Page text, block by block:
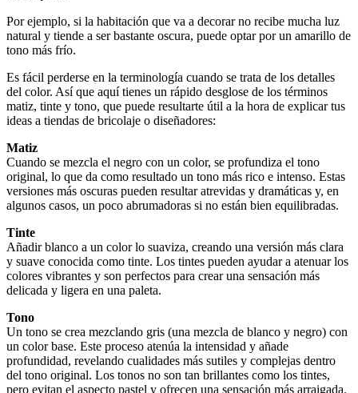
Por ejemplo, si la habitación que va a decorar no recibe mucha luz
natural y tiende a ser bastante oscura, puede optar por un amarillo de
tono más frío.
Es fácil perderse en la terminología cuando se trata de los detalles
del color. Así que aquí tienes un rápido desglose de los términos
matiz, tinte y tono, que puede resultarte útil a la hora de explicar tus
ideas a tiendas de bricolaje o diseñadores:
Matiz
Cuando se mezcla el negro con un color, se profundiza el tono
original, lo que da como resultado un tono más rico e intenso. Estas
versiones más oscuras pueden resultar atrevidas y dramáticas y, en
algunos casos, un poco abrumadoras si no están bien equilibradas.
Tinte
Añadir blanco a un color lo suaviza, creando una versión más clara
y suave conocida como tinte. Los tintes pueden ayudar a atenuar los
colores vibrantes y son perfectos para crear una sensación más
delicada y ligera en una paleta.
Tono
Un tono se crea mezclando gris (una mezcla de blanco y negro) con
un color base. Este proceso atenúa la intensidad y añade
profundidad, revelando cualidades más sutiles y complejas dentro
del tono original. Los tonos no son tan brillantes como los tintes,
pero evitan el aspecto pastel y ofrecen una sensación más arraigada.